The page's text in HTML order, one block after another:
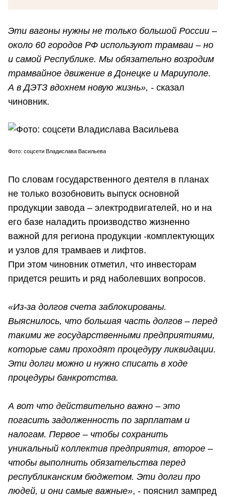
Эти вагоны нужны не только большой России –
около 60 городов РФ используют трамваи – но
и самой Республике. Мы обязательно возродим
трамвайное движение в Донецке и Мариуполе.
А в ДЭТЗ вдохнем новую жизнь», - сказал
чиновник.
Фото: соцсети Владислава Васильева
По словам государственного деятеля в планах
не только возобновить выпуск основной
продукции завода – электродвигателей, но и на
его базе наладить производство жизненно
важной для региона продукции -комплектующих
и узлов для трамваев и лифтов.
При этом чиновник отметил, что инвесторам
придется решить и ряд наболевших вопросов.
«Из-за долгов счета заблокированы.
Выяснилось, что большая часть долгов – перед
такими же государственными предприятиями,
которые сами проходят процедуру ликвидации.
Эти долги можно и нужно списать в ходе
процедуры банкротства.
А вот что действительно важно – это
погасить задолженность по зарплатам и
налогам. Первое – чтобы сохранить
уникальный коллектив предприятия, второе –
чтобы выполнить обязательства перед
республиканским бюджетом. Эти долги про
людей, и они самые важные», - пояснил зампред